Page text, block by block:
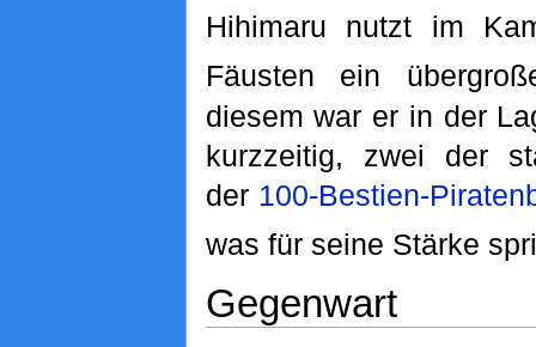
Hihimaru nutzt im
Fäusten ein
diesem war er in der
kurzzeitig, zwei der
der 100-Bestien-
was für seine Stärke
Gegenwart